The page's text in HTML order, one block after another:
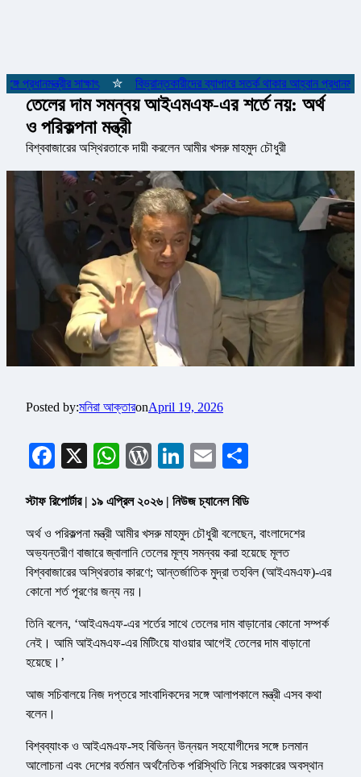
সাক্ষাৎ বিভ্রান্তকারীদের ব্যাপারে সতর্ক থাকার আহ্বান প্রধানমন্ত্রীর
তেলের দাম সমন্বয় আইএমএফ-এর শর্তে নয়: অর্থ
ও পরিকল্পনা মন্ত্রী
বিশ্ববাজারের অস্থিরতাকে দায়ী করলেন আমীর খসরু মাহমুদ চৌধুরী
Posted by:মনিরা আক্তারonApril 19, 2026
Facebook
X WhatsApp
WordPress
LinkedIn
Email
স্টাফ রিপোর্টার | ১৯ এপ্রিল ২০২৬ | নিউজ চ্যানেল বিডি
অর্থ ও পরিকল্পনা মন্ত্রী আমীর খসরু মাহমুদ চৌধুরী বলেছেন, বাংলাদেশের
অভ্যন্তরীণ বাজারে জ্বালানি তেলের মূল্য সমন্বয় করা হয়েছে মূলত
বিশ্ববাজারের অস্থিরতার কারণে; আন্তর্জাতিক মুদ্রা তহবিল (আইএমএফ)-এর
কোনো শর্ত পূরণের জন্য নয়।
তিনি বলেন, ‘আইএমএফ-এর শর্তের সাথে তেলের দাম বাড়ানোর কোনো সম্পর্ক
নেই। আমি আইএমএফ-এর মিটিংয়ে যাওয়ার আগেই তেলের দাম বাড়ানো
হয়েছে।’
আজ সচিবালয়ে নিজ দপ্তরে সাংবাদিকদের সঙ্গে আলাপকালে মন্ত্রী এসব কথা
বলেন।
বিশ্বব্যাংক ও আইএমএফ-সহ বিভিন্ন উন্নয়ন সহযোগীদের সঙ্গে চলমান
আলোচনা এবং দেশের বর্তমান অর্থনৈতিক পরিস্থিতি নিয়ে সরকারের অবস্থান